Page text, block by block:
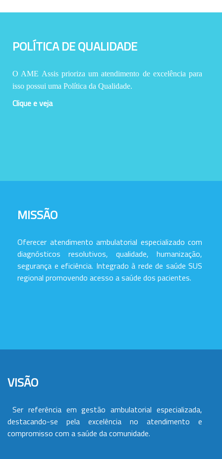
POLÍTICA DE QUALIDADE
O AME Assis prioriza um atendimento de excelência para
isso possui uma Política da Qualidade.
Clique e veja
MISSÃO
Oferecer atendimento ambulatorial especializado com
diagnósticos resolutivos, qualidade, humanização,
segurança e eficiência. Integrado à rede de saúde SUS
regional promovendo acesso a saúde dos pacientes.
VISÃO
Ser referência em gestão ambulatorial especializada,
destacando-se pela excelência no atendimento e
compromisso com a saúde da comunidade.